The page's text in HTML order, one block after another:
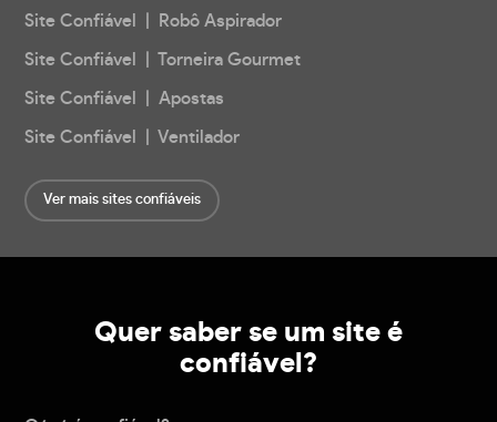
Site Confiável | Robô Aspirador
Site Confiável | Torneira Gourmet
Site Confiável | Apostas
Site Confiável | Ventilador
Ver mais sites confiáveis
Quer saber se um site é
confiável?